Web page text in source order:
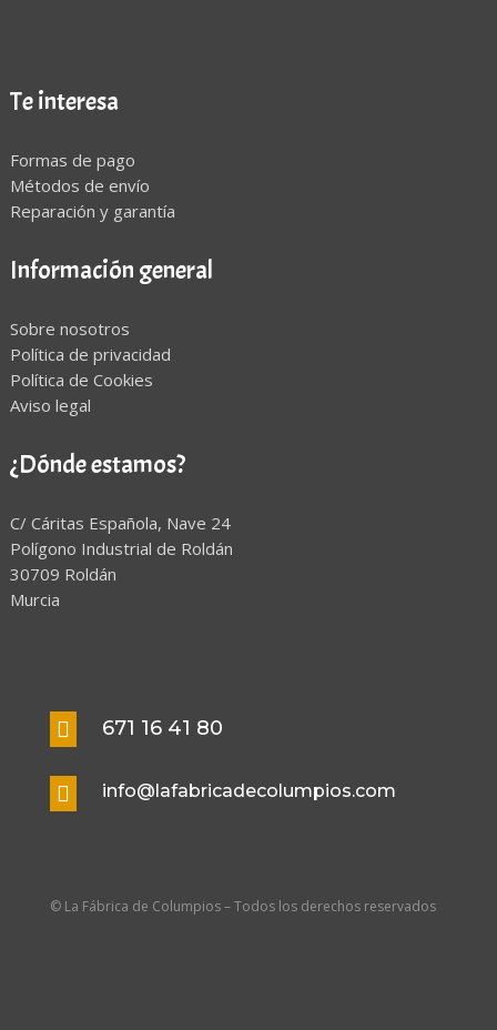
Te interesa
Formas de pago
Métodos de envío
Reparación y garantía
Información general
Sobre nosotros
Política de privacidad
Política de Cookies
Aviso legal
¿Dónde estamos?
C/ Cáritas Española, Nave 24
Polígono Industrial de Roldán
30709 Roldán
Murcia
 671 16 41 80
 info@lafabricadecolumpios.com
© La Fábrica de Columpios – Todos los derechos reservados